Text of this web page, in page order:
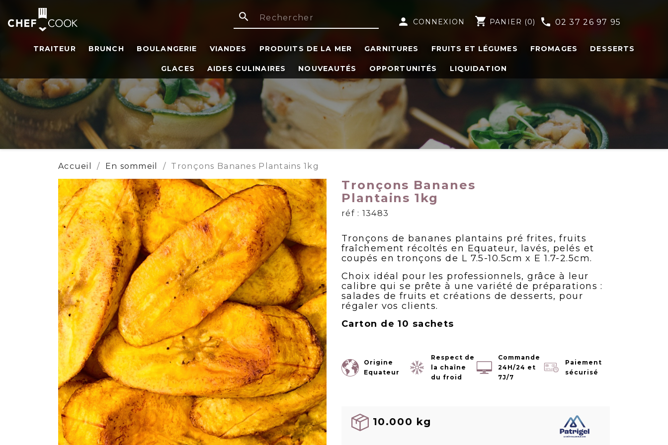
search person CONNEXION shopping_cart PANIER (0) phone 02 37 26 97 95
TRAITEUR BRUNCH BOULANGERIE VIANDES PRODUITS DE LA MER GARNITURES FRUITS ET LÉGUMES FROMAGES DESSERTS
GLACES AIDES CULINAIRES NOUVEAUTÉS OPPORTUNITÉS LIQUIDATION
Accueil En sommeil Tronçons Bananes Plantains 1kg
Tronçons Bananes
Plantains 1kg
réf : 13483
Tronçons de bananes plantains pré frites, fruits
fraîchement récoltés en Equateur, lavés, pelés et
coupés en tronçons de L 7.5-10.5cm x E 1.7-2.5cm.
Choix idéal pour les professionnels, grâce à leur
calibre qui se prête à une variété de préparations :
salades de fruits et créations de desserts, pour
régaler vos clients.
Carton de 10 sachets
Origine
Equateur
Respect de
la chaîne
du froid
Commande
24H/24 et
7J/7
Paiement
sécurisé
10.000 kg